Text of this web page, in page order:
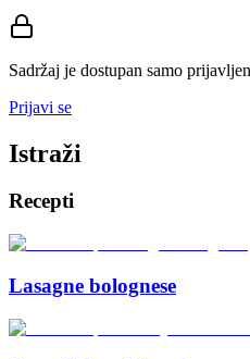
Sadržaj je dostupan samo
Prijavi se
Istraži
Recepti
Lasagne bolognese